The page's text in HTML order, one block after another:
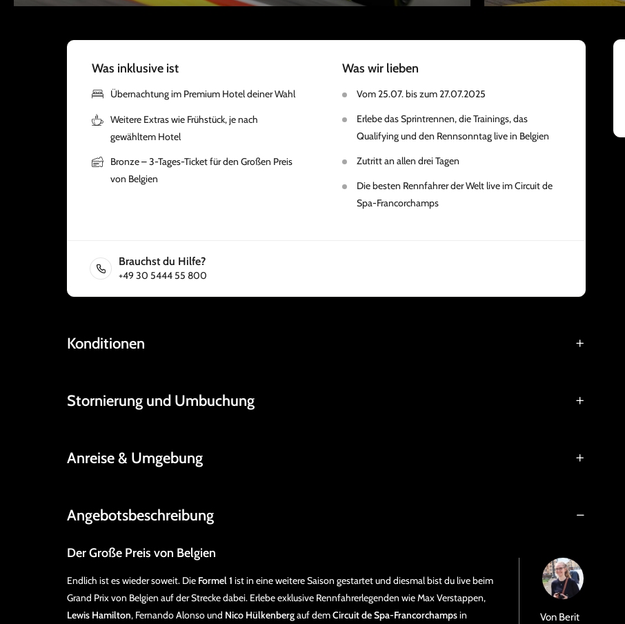
Was inklusive ist
Übernachtung im Premium Hotel deiner Wahl
Weitere Extras wie Frühstück, je nach
gewähltem Hotel
Bronze – 3-Tages-Ticket für den Großen Preis
von Belgien
Was wir lieben
Vom 25.07. bis zum 27.07.2025
Erlebe das Sprintrennen, die Trainings, das
Qualifying und den Rennsonntag live in Belgien
Zutritt an allen drei Tagen
Die besten Rennfahrer der Welt live im Circuit de
Spa-Francorchamps
Brauchst du Hilfe?
+49 30 5444 55 800
Konditionen
Stornierung und Umbuchung
Anreise & Umgebung
Angebotsbeschreibung
Der Große Preis von Belgien
Endlich ist es wieder soweit. Die Formel 1 ist in eine weitere Saison gestartet und diesmal bist du live beim
Grand Prix von Belgien auf der Strecke dabei. Erlebe exklusive Rennfahrerlegenden wie Max Verstappen,
Lewis Hamilton, Fernando Alonso und Nico Hülkenbergauf demCircuit de Spa-Francorchampsin
Von Berit